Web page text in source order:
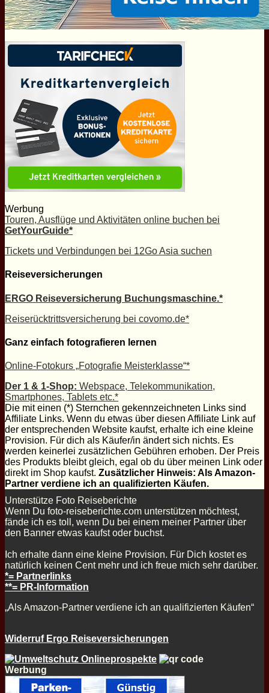
Werbung
Touren, Ausflüge und Aktivitäten online buchen bei
GetYourGuide*
Tickets und Verbindungen bei 12Go Asia suchen
Reiseversicherungen
ERGO Reiseversicherung Buchungsmaschine.*
Reiserücktrittsversicherung bei covomo.de*
Ganz einfach fotografieren lernen
Online-Fotokurs „Fotografie Meisterklasse“*
Der 1 & 1-Shop: Webspace, Telekommunikation,
Smartphones, Tablets etc.*
Die mit einen (*) Sternchen gekennzeichneten Links sind
Affiliate Links. Wenn du etwas über diesen Affiliate Link auf
der entsprechenden Website kaufst, erhalte ich eine kleine
Provision. Für dich als Käufer/in ändert sich nichts. Es
werden keinerlei zusätzlichen Gebühren erhoben. Der Preis
des Produkts bleibt gleich, egal ob du über meinen Link oder
direkt im Shop kaufst. Zusätzlicher Hinweis: Als Amazon-
Partner verdiene ich an qualifizierten Käufen.
Unterstütze Foto Reiseberichte
Wenn Du foto-reiseberichte.com unterstützen möchtest,
fände ich es toll, wenn Du bei einem meiner Partner über
den Banner etwas kaufst oder buchst.
Ich erhalte dann eine kleine Provision. Für Dich kostet es
natürlich keinen Cent mehr und ich freue mich sehr darüber.
*= Partnerlinks
**= PR-Information
„Als Amazon-Partner verdiene ich an qualifizierten Käufen“
Widerruf Ergo Reiseversicherungen
Werbung